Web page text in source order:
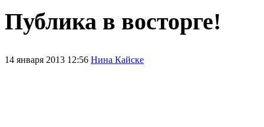
Публика в восторге!
14 января 2013 12:56 Нина Кайске